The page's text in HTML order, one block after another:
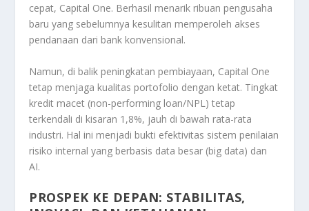
cepat, Capital One. Berhasil menarik ribuan pengusaha
baru yang sebelumnya kesulitan memperoleh akses
pendanaan dari bank konvensional.
Namun, di balik peningkatan pembiayaan, Capital One
tetap menjaga kualitas portofolio dengan ketat. Tingkat
kredit macet (non-performing loan/NPL) tetap
terkendali di kisaran 1,8%, jauh di bawah rata-rata
industri. Hal ini menjadi bukti efektivitas sistem penilaian
risiko internal yang berbasis data besar (big data) dan
AI.
PROSPEK KE DEPAN: STABILITAS,